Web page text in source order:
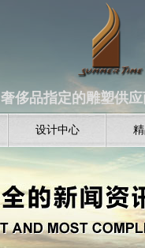
奢侈品指定的雕塑供
设计中心